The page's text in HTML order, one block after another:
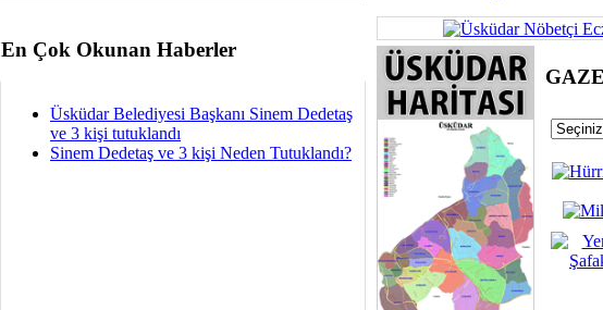
En Çok Okunan Haberler
Üsküdar Belediyesi Başkanı Sinem Dedetaş
ve 3 kişi tutuklandı
Sinem Dedetaş ve 3 kişi Neden Tutuklandı?
Arakan
Bayramın
Ruhsal
Üsküdar